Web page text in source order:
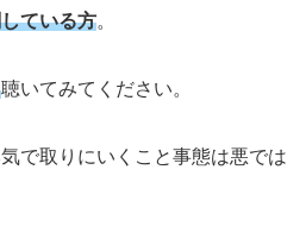
ている方。
聴いてみてください。
で取りにいくこと事態は悪では